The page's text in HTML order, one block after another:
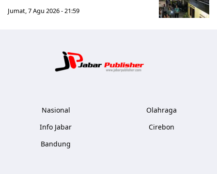
Jumat, 7 Agu 2026 - 21:59
Nasional
Info Jabar
Bandung
Olahraga
Cirebon